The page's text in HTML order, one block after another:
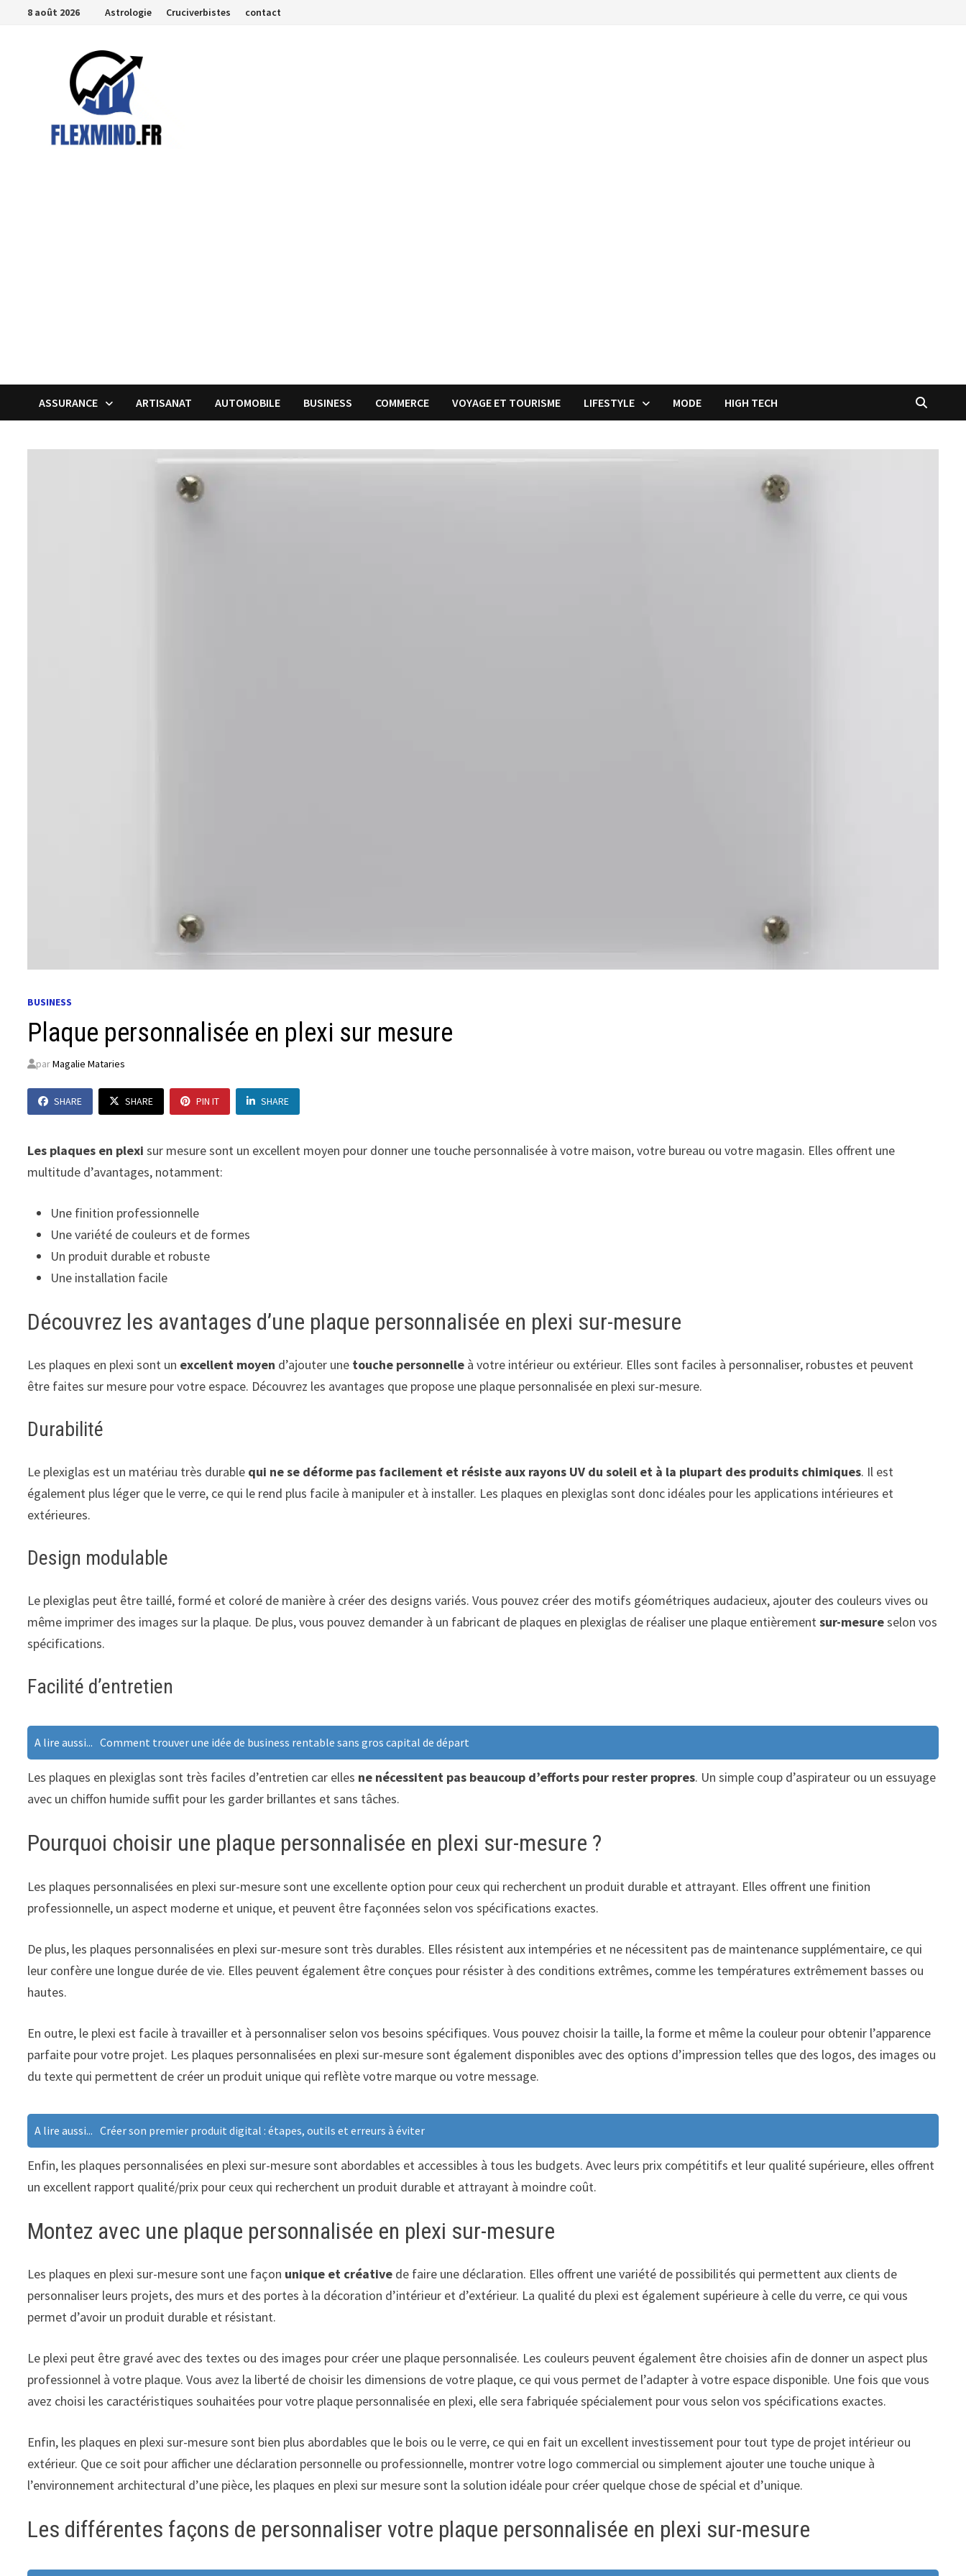
Passer8 août 2026 Astrologie Cruciverbistes contact
ASSURANCE ARTISANAT AUTOMOBILE BUSINESS COMMERCE VOYAGE ET TOURISME LIFESTYLE MODE HIGH TECH
BUSINESS
Plaque personnalisée en plexi sur mesure
parMagalie Mataries
SHARE SHARE PIN IT SHARE
Les plaques en plexi sur mesure sont un excellent moyen pour donner une touche personnalisée à votre maison, votre bureau ou votre magasin. Elles offrent une
multitude d’avantages, notamment:
Une finition professionnelle
Une variété de couleurs et de formes
Un produit durable et robuste
Une installation facile
Découvrez les avantages d’une plaque personnalisée en plexi sur-mesure
Les plaques en plexi sont un excellent moyen d’ajouter une touche personnelle à votre intérieur ou extérieur. Elles sont faciles à personnaliser, robustes et peuvent
être faites sur mesure pour votre espace. Découvrez les avantages que propose une plaque personnalisée en plexi sur-mesure.
Durabilité
Le plexiglas est un matériau très durable qui ne se déforme pas facilement et résiste aux rayons UV du soleil et à la plupart des produits chimiques. Il est
également plus léger que le verre, ce qui le rend plus facile à manipuler et à installer. Les plaques en plexiglas sont donc idéales pour les applications intérieures et
extérieures.
Design modulable
Le plexiglas peut être taillé, formé et coloré de manière à créer des designs variés. Vous pouvez créer des motifs géométriques audacieux, ajouter des couleurs vives ou
même imprimer des images sur la plaque. De plus, vous pouvez demander à un fabricant de plaques en plexiglas de réaliser une plaque entièrementsur-mesureselon vos
spécifications.
Facilité d’entretien
A lire aussi... Comment trouver une idée de business rentable sans gros capital de départ
Les plaques en plexiglas sont très faciles d’entretien car elles ne nécessitent pas beaucoup d’efforts pour rester propres. Un simple coup d’aspirateur ou un essuyage
avec un chiffon humide suffit pour les garder brillantes et sans tâches.
Pourquoi choisir une plaque personnalisée en plexi sur-mesure ?
Les plaques personnalisées en plexi sur-mesure sont une excellente option pour ceux qui recherchent un produit durable et attrayant. Elles offrent une finition
professionnelle, un aspect moderne et unique, et peuvent être façonnées selon vos spécifications exactes.
De plus, les plaques personnalisées en plexi sur-mesure sont très durables. Elles résistent aux intempéries et ne nécessitent pas de maintenance supplémentaire, ce qui
leur confère une longue durée de vie. Elles peuvent également être conçues pour résister à des conditions extrêmes, comme les températures extrêmement basses ou
hautes.
En outre, le plexi est facile à travailler et à personnaliser selon vos besoins spécifiques. Vous pouvez choisir la taille, la forme et même la couleur pour obtenir l’apparence
parfaite pour votre projet. Les plaques personnalisées en plexi sur-mesure sont également disponibles avec des options d’impression telles que des logos, des images ou
du texte qui permettent de créer un produit unique qui reflète votre marque ou votre message.
A lire aussi... Créer son premier produit digital : étapes, outils et erreurs à éviter
Enfin, les plaques personnalisées en plexi sur-mesure sont abordables et accessibles à tous les budgets. Avec leurs prix compétitifs et leur qualité supérieure, elles offrent
un excellent rapport qualité/prix pour ceux qui recherchent un produit durable et attrayant à moindre coût.
Montez avec une plaque personnalisée en plexi sur-mesure
Les plaques en plexi sur-mesure sont une façon unique et créative de faire une déclaration. Elles offrent une variété de possibilités qui permettent aux clients de
personnaliser leurs projets, des murs et des portes à la décoration d’intérieur et d’extérieur. La qualité du plexi est également supérieure à celle du verre, ce qui vous
permet d’avoir un produit durable et résistant.
Le plexi peut être gravé avec des textes ou des images pour créer une plaque personnalisée. Les couleurs peuvent également être choisies afin de donner un aspect plus
professionnel à votre plaque. Vous avez la liberté de choisir les dimensions de votre plaque, ce qui vous permet de l’adapter à votre espace disponible. Une fois que vous
avez choisi les caractéristiques souhaitées pour votre plaque personnalisée en plexi, elle sera fabriquée spécialement pour vous selon vos spécifications exactes.
Enfin, les plaques en plexi sur-mesure sont bien plus abordables que le bois ou le verre, ce qui en fait un excellent investissement pour tout type de projet intérieur ou
extérieur. Que ce soit pour afficher une déclaration personnelle ou professionnelle, montrer votre logo commercial ou simplement ajouter une touche unique à
l’environnement architectural d’une pièce, les plaques en plexi sur mesure sont la solution idéale pour créer quelque chose de spécial et d’unique.
Les différentes façons de personnaliser votre plaque personnalisée en plexi sur-mesure